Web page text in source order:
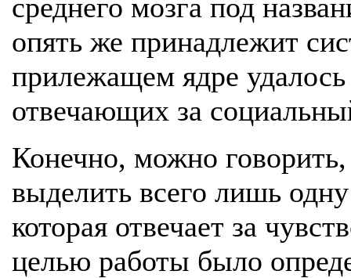
среднего мозга под
опять же принадлежит
прилежащем ядре
отвечающих за
Конечно, можно
выделить всего лишь
которая отвечает за
целью работы было